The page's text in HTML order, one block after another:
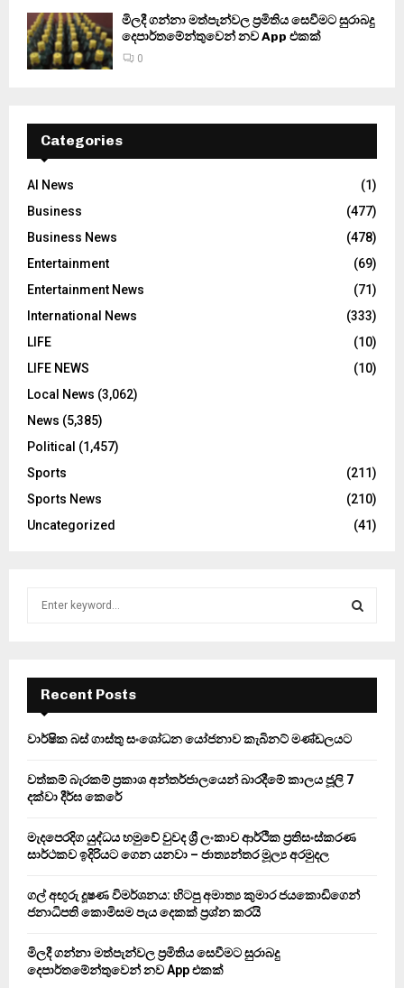
මිලදී ගන්නා මත්පැන්වල ප්‍රමිතිය සෙවීමට සුරාබදු
දෙපාර්තමේන්තුවෙන් නව App එකක්
0
Categories
AI News
(1)
Business
(477)
Business News
(478)
Entertainment
(69)
Entertainment News
(71)
International News
(333)
LIFE
(10)
LIFE NEWS
(10)
Local News (3,062)
News (5,385)
Political (1,457)
Sports
(211)
Sports News
(210)
Uncategorized
(41)
f
r
E
A
Recent Posts
වාර්ෂික බස් ගාස්තු සංශෝධන යෝජනාව කැබිනට් මණ්ඩලයට
වත්කම් බැරකම් ප්‍රකාශ අන්තර්ජාලයෙන් බාරදීමේ කාලය ජූලි 7
දක්වා දීර්ඝ කෙරේ
මැදපෙරදිග යුද්ධය හමුවේ වුවද ශ්‍රී ලංකාව ආර්ථික ප්‍රතිසංස්කරණ
සාර්ථකව ඉදිරියට ගෙන යනවා – ජාත්‍යන්තර මූල්‍ය අරමුදල
ගල් අඟුරු දූෂණ විමර්ශනය: හිටපු අමාත්‍ය කුමාර ජයකොඩිගෙන්
ජනාධිපති කොමිසම පැය දෙකක් ප්‍රශ්න කරයි
මිලදී ගන්නා මත්පැන්වල ප්‍රමිතිය සෙවීමට සුරාබදු
දෙපාර්තමේන්තුවෙන් නව App එකක්